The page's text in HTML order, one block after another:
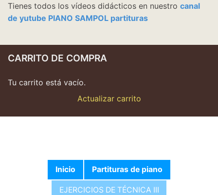
Tienes todos los vídeos didácticos en nuestro canal
de yutube PIANO SAMPOL partituras
CARRITO DE COMPRA
Tu carrito está vacío.
Actualizar carrito
Inicio Partituras de piano
EJERCICIOS DE TÉCNICA III